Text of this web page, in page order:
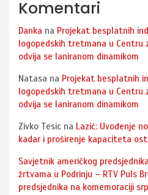
Komentari
Danka na Projekat besplatnih
logopedskih tretmana u Centru
odvija se laniranom dinamikom
Natasa na Projekat besplatnih
logopedskih tretmana u Centru
odvija se laniranom dinamikom
Zivko Tesic na Lazić: Uvođenje
kadar i proširenje kapaciteta
Savjetnik američkog
žrtvama u Podrinju – RTV Puls
predsjednika na komemoraciji